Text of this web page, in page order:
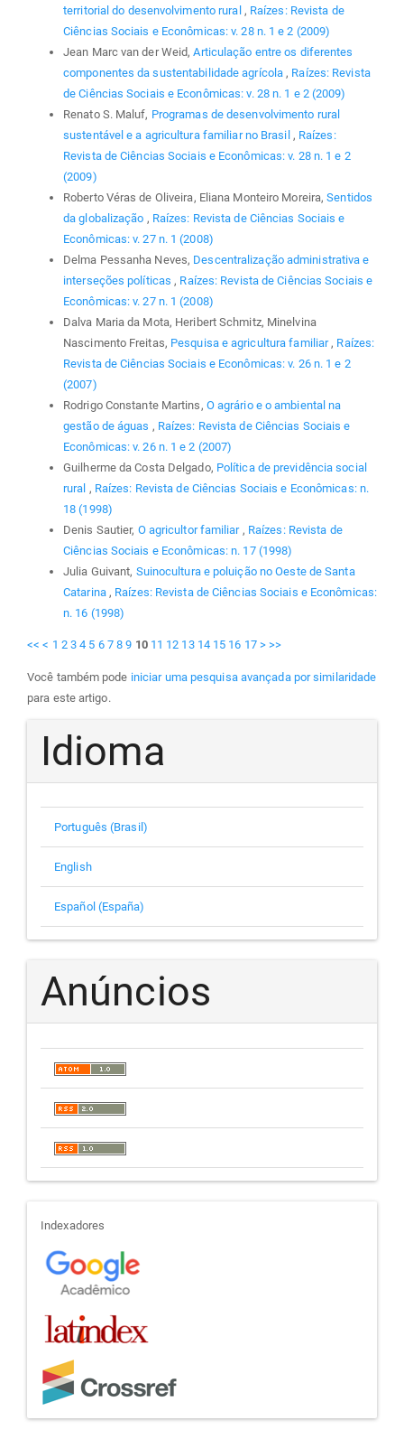
territorial do desenvolvimento rural , Raízes: Revista de
Ciências Sociais e Econômicas: v. 28 n. 1 e 2 (2009)
Jean Marc van der Weid,Articulação entre os diferentes
componentes da sustentabilidade agrícola, Raízes: Revista
de Ciências Sociais e Econômicas: v. 28 n. 1 e 2 (2009)
Renato S. Maluf, Programas de desenvolvimento rural
sustentável e a agricultura familiar no Brasil , Raízes:
Revista de Ciências Sociais e Econômicas: v. 28 n. 1 e 2
(2009)
Roberto Véras de Oliveira, Eliana Monteiro Moreira,Sentidos
da globalização , Raízes: Revista de Ciências Sociais e
Econômicas: v. 27 n. 1 (2008)
Delma Pessanha Neves, Descentralização administrativa e
interseções políticas, Raízes: Revista de Ciências Sociais e
Econômicas: v. 27 n. 1 (2008)
Dalva Maria da Mota, Heribert Schmitz, Minelvina
Nascimento Freitas, Pesquisa e agricultura familiar, Raízes:
Revista de Ciências Sociais e Econômicas: v. 26 n. 1 e 2
(2007)
Rodrigo Constante Martins, O agrário e o ambiental na
gestão de águas , Raízes: Revista de Ciências Sociais e
Econômicas: v. 26 n. 1 e 2 (2007)
Guilherme da Costa Delgado, Política de previdência social
rural , Raízes: Revista de Ciências Sociais e Econômicas: n.
18 (1998)
Denis Sautier, O agricultor familiar , Raízes: Revista de
Ciências Sociais e Econômicas: n. 17 (1998)
Julia Guivant, Suinocultura e poluição no Oeste de Santa
Catarina , Raízes: Revista de Ciências Sociais e Econômicas:
n. 16 (1998)
<< < 1 2 3 4 5 6 7 8 9 10 11 12 13 14 15 16 17 > >>
Você também pode iniciar uma pesquisa avançada por similaridade
para este artigo.
Idioma
Português (Brasil)
English
Español (España)
Anúncios
indexadores
Indexadores